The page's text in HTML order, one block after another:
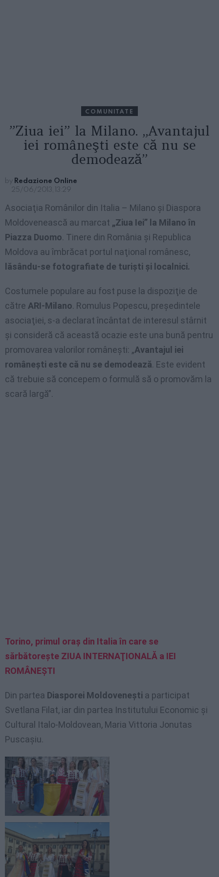
COMUNITATE
”Ziua iei” la Milano. „Avantajul
iei româneşti este că nu se
demodează”
by Redazione Online
25/06/2013, 13:29
Asociaţia Românilor din Italia – Milano şi Diaspora
Moldovenească au marcat „Ziua Iei” la Milano în
Piazza Duomo. Tinere din România şi Republica
Moldova au îmbrăcat portul naţional românesc,
lăsându-se fotografiate de turişti şi localnici.
Costumele populare au fost puse la dispoziţie de
către ARI-Milano. Romulus Popescu, preşedintele
asociaţiei, s-a declarat încântat de interesul stârnit
şi consideră că această ocazie este una bună pentru
promovarea valorilor româneşti: „Avantajul iei
româneşti este că nu se demodează. Este evident
că trebuie să concepem o formulă să o promovăm la
scară largă”.
Torino, primul oraş din Italia în care se
sărbătoreşte ZIUA INTERNAŢIONALĂ a IEI
ROMÂNEŞTI
Din partea Diasporei Moldoveneşti a participat
Svetlana Filat, iar din partea Institutului Economic şi
Cultural Italo-Moldovean, Maria Vittoria Jonutas
Puscaşiu.